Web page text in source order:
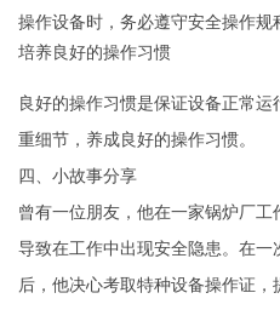
操作设备时，务必遵守安全操作规
培养良好的操作习惯
良好的操作习惯是保证设备正常
重细节，养成良好的操作习惯。
四、小故事分享
曾有一位朋友，他在一家锅炉厂工
导致在工作中出现安全隐患。在
后，他决心考取特种设备操作证